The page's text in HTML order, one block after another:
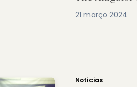
21 março 2024
Notícias